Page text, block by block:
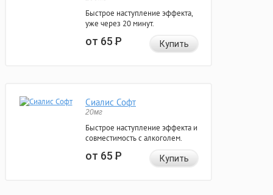
Быстрое наступление эффекта,
уже через 20 минут.
от 65Р Купить
Сиалис Софт
20мг
Быстрое наступление эффекта и
совместимость с алкоголем.
от 65Р Купить